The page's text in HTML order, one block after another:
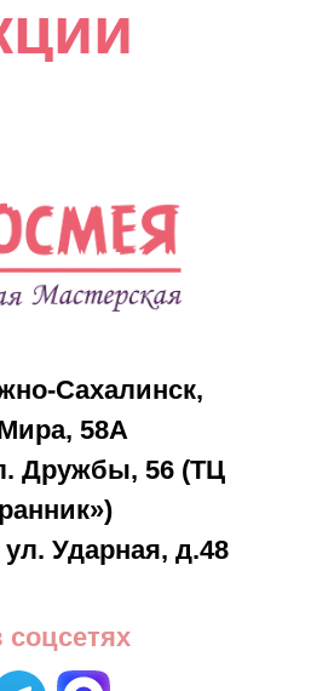
56 (ТЦ
д.48
8
14
23
День
1
День